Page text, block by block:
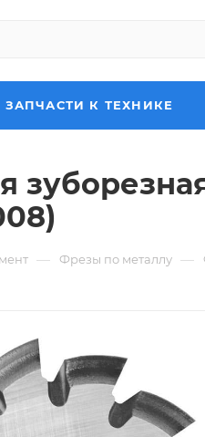
ЗАПЧАСТИ К ТЕХНИКЕ
— Фрезы по металлу —